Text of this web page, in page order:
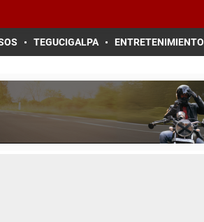
TEGUCIGALPA ENTRETENIMIENTO